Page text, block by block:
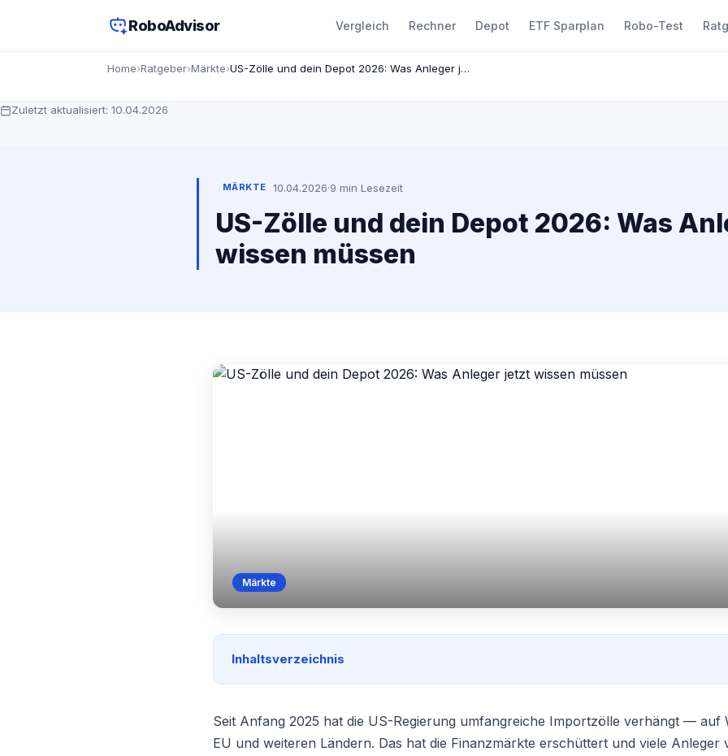
RoboAdvisor Vergleich Rechner Depot ETF Sparplan Robo-Test
Home›Ratgeber›Märkte› US-Zölle und dein Depot 2026: Was Anleger jetzt wissen müssen
Zuletzt aktualisiert: 10.04.2026
MÄRKTE 10.04.2026·9 min Lesezeit
US-Zölle und dein Depot 2026: Was
wissen müssen
Märkte
Inhaltsverzeichnis
Seit Anfang 2025 hat die US-Regierung umfangreiche Importzölle verhängt — auf
EU und weiteren Ländern. Das hat die Finanzmärkte erschüttert und viele Anleger